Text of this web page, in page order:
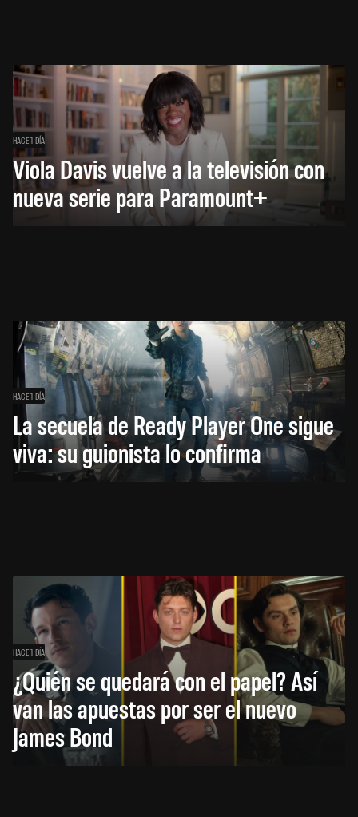
HACE 1 DÍA
Viola Davis vuelve a la televisión con
nueva serie para Paramount+
HACE 1 DÍA
La secuela de Ready Player One sigue
viva: su guionista lo confirma
HACE 1 DÍA
¿Quién se quedará con el papel? Así
van las apuestas por ser el nuevo
James Bond